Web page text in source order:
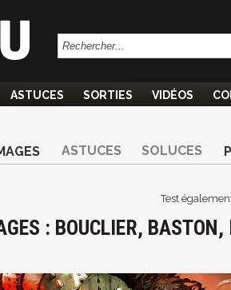
ASTUCES SORTIES VIDÉOS
ASTUCES SOLUCES
Test
: BOUCLIER, BASTON,